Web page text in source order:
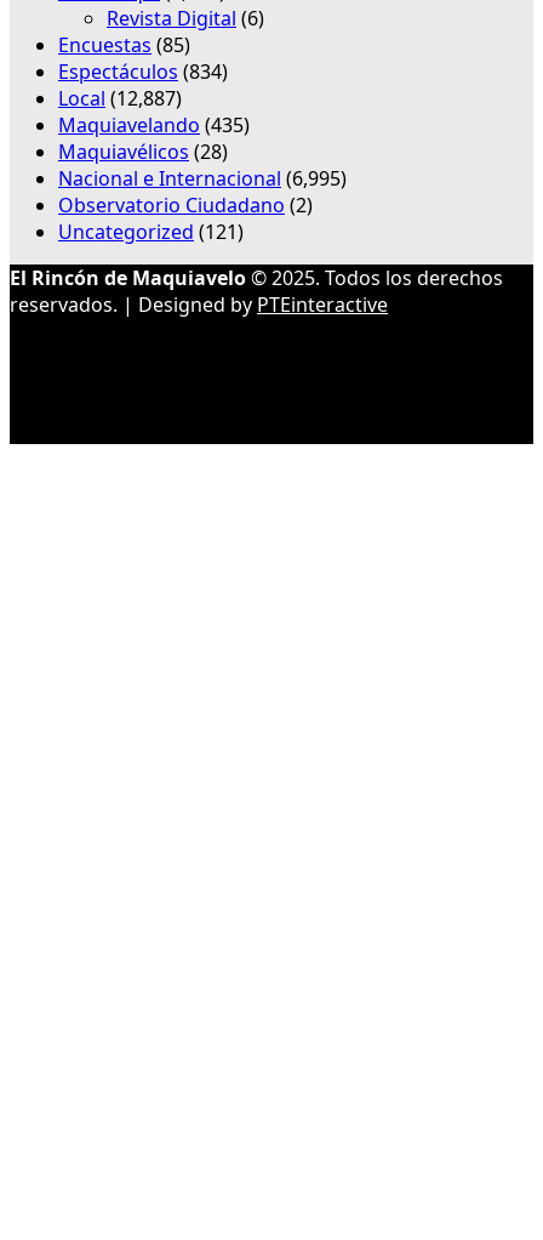
Revista Digital (6)
Encuestas (85)
Espectáculos (834)
Local (12,887)
Maquiavelando (435)
Maquiavélicos (28)
Nacional e Internacional (6,995)
Observatorio Ciudadano (2)
Uncategorized (121)
El Rincón de Maquiavelo© 2025. Todos los derechos
reservados. | Designed by PTEinteractive